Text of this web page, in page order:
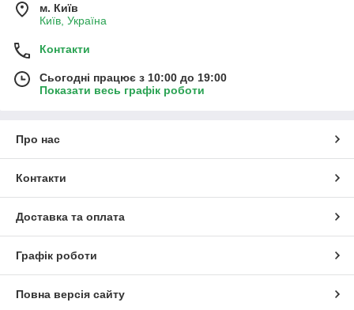
м. Київ
Київ, Україна
Контакти
Сьогодні працює з 10:00 до 19:00
Показати весь графік роботи
Про нас
Контакти
Доставка та оплата
Графік роботи
Повна версія сайту